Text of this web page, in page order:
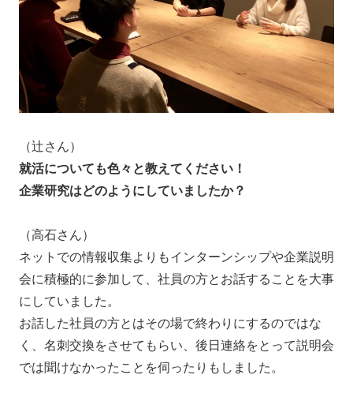
（辻さん）
就活についても色々と教えてください！
企業研究はどのようにしていましたか？
（高石さん）
ネットでの情報収集よりもインターンシップや企業説明
会に積極的に参加して、社員の方とお話することを大事
にしていました。
お話した社員の方とはその場で終わりにするのではな
く、名刺交換をさせてもらい、後日連絡をとって説明会
では聞けなかったことを伺ったりもしました。